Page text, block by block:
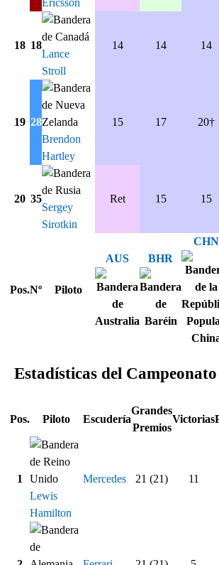
18 18
Lance
Stroll
14 14 14
19 28
Brendon
Hartley
15 17 20†
20 35
Sergey
Sirotkin
Ret 15 15
Pos.Nº Piloto
AUS BHR
CHN
Estadísticas del
Pos. Piloto Escudería
Grandes
Premios
Victorias
1
Lewis
Hamilton
Mercedes 21 (21) 11